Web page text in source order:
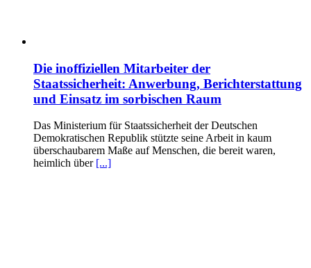
Die inoffiziellen Mitarbeiter der
Staatssicherheit: Anwerbung, Berichterstattung
und Einsatz im sorbischen Raum
Das Ministerium für Staatssicherheit der Deutschen
Demokratischen Republik stützte seine Arbeit in kaum
überschaubarem Maße auf Menschen, die bereit waren,
heimlich über [...]